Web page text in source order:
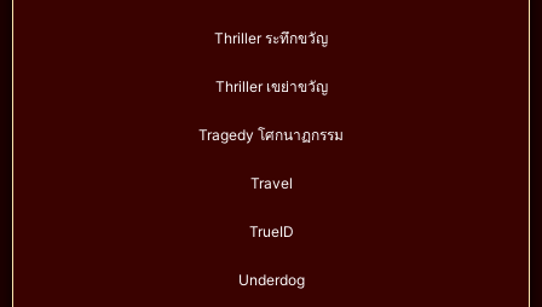
Thriller ระทึกขวัญ
Thriller เขย่าขวัญ
Tragedy โศกนาฏกรรม
Travel
TrueID
Underdog